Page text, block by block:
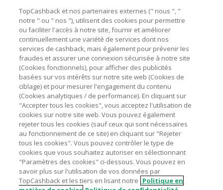
Besoin d'aide ?
Astuces pour économiser
A propos de
Contactez-nous
Mentions légales
Nos sites UK US CN JP DE AU
TopCashback et nos partenaires externes (" nous ", "
notre " ou " nos "), utilisent des cookies pour permettre
ou faciliter l'accès à notre site, fournir et améliorer
continuellement une variété de services dont nos
services de cashback, mais également pour prévenir les
fraudes et assurer une connexion sécurisée à notre site
(Cookies fonctionnels), pour afficher des publicités
basées sur vos intérêts sur notre site web (Cookies de
ciblage) et pour mesurer l'engagement du contenu
(Cookies analytiques / de performance). En cliquant sur
"Accepter tous les cookies", vous acceptez l'utilisation de
cookies sur notre site web. Vous pouvez également
rejeter tous les cookies (sauf ceux qui sont nécessaires
au fonctionnement de ce site) en cliquant sur "Rejeter
tous les cookies". Vous pouvez contrôler le type de
cookies que vous souhaitez autoriser en sélectionnant
"Paramètres des cookies" ci-dessous. Vous pouvez en
savoir plus sur l'utilisation de vos données par
TopCashback et les tiers en lisant notre Politique en